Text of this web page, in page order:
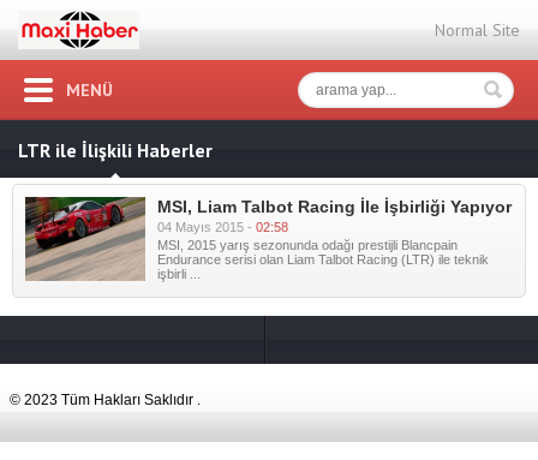
Normal Site
MENÜ
LTR ile İlişkili Haberler
MSI, Liam Talbot Racing İle İşbirliği Yapıyor
04 Mayıs 2015 - 02:58
MSI, 2015 yarış sezonunda odağı prestijli Blancpain
Endurance serisi olan Liam Talbot Racing (LTR) ile teknik
işbirli ...
© 2023 Tüm Hakları Saklıdır .